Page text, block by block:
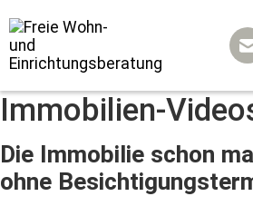
zum
Inhalt
Immobilien-
Die Immobilie schon
ohne